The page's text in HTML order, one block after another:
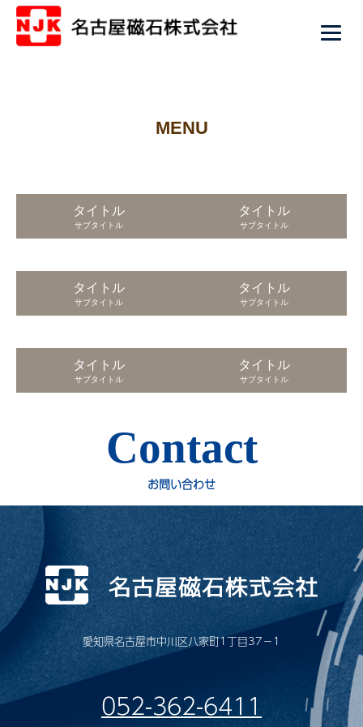
MENU
タイトル
サブタイトル
タイトル
サブタイトル
タイトル
サブタイトル
タイトル
サブタイトル
タイトル
サブタイトル
タイトル
サブタイトル
Contact
お問い合わせ
愛知県名古屋市中川区八家町1丁目37−1
052-362-6411